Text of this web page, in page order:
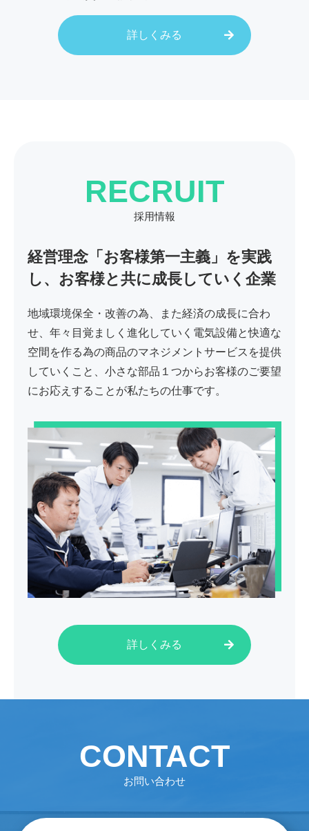
詳しくみる
RECRUIT
採用情報
経営理念「お客様第一主義」を実践
し、 お客様と共に成長していく企業
地域環境保全・改善の為、また経済の成長に合わ
せ、年々目覚ましく進化していく電気設備と快適な
空間を作る為の商品のマネジメントサービスを提供
していくこと、小さな部品１つからお客様のご要望
にお応えすることが私たちの仕事です。
詳しくみる
CONTACT
お問い合わせ